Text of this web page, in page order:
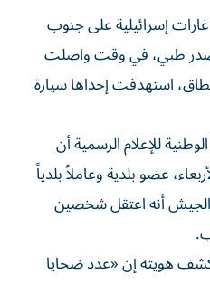
غارات إسرائيلية على جنوب
مصدر طبي، في وقت واصلت
استهدفت إحداها سيارة
للإعلام الرسمية أن
عضو بلدية وعاملاً بلدياً
أنه اعتقل شخصين
هويته إن «عدد ضحايا